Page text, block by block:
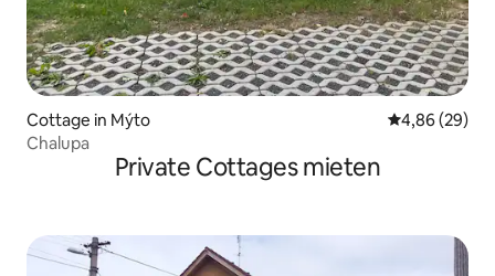
Cottage in Mýto
4,86 (29)
Chalupa
Private Cottages mieten